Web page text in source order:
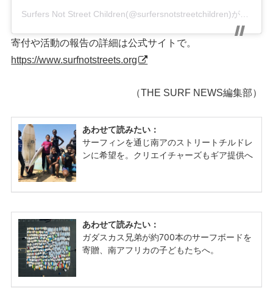
寄付や活動の報告の詳細は公式サイトで。
https://www.surfnotstreets.org
（THE SURF NEWS編集部）